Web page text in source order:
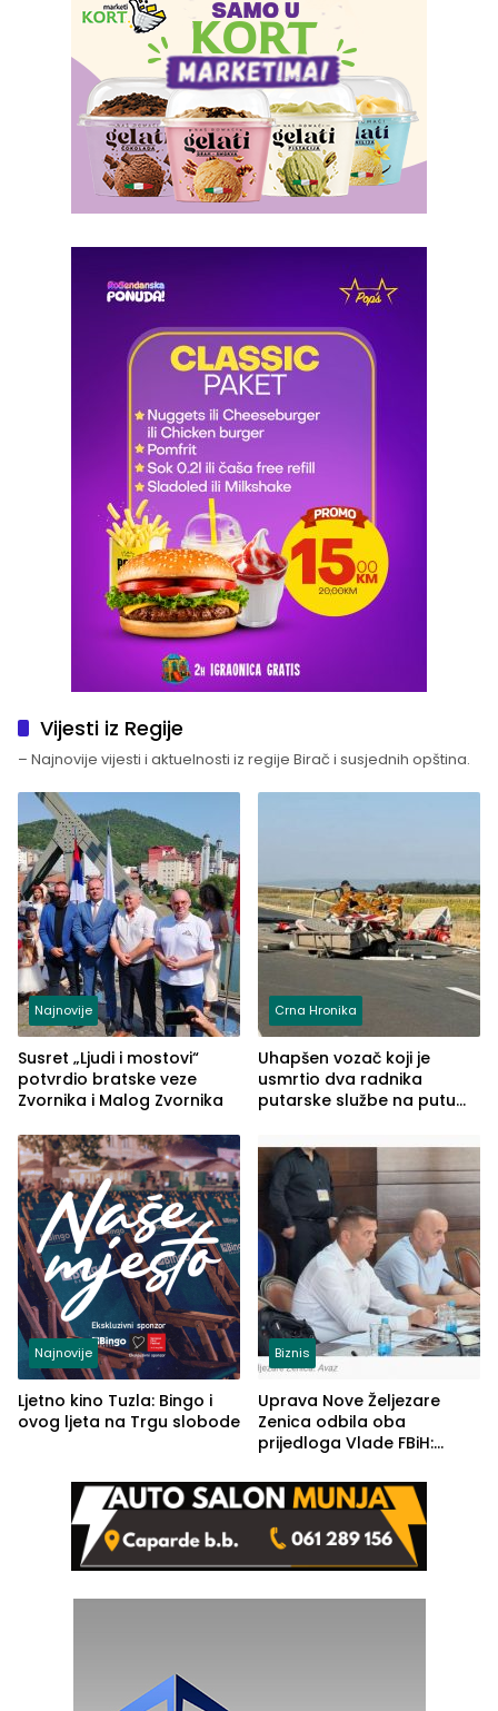
Vijesti iz Regije
– Najnovije vijesti i aktuelnosti iz regije Birač i susjednih opština.
Najnovije
Susret „Ljudi i mostovi“
potvrdio bratske veze
Zvornika i Malog Zvornika
Crna Hronika
Uhapšen vozač koji je
usmrtio dva radnika
putarske službe na putu
(FOTO)
Najnovije
Ljetno kino Tuzla: Bingo i
ovog ljeta na Trgu slobode
Biznis
Uprava Nove Željezare
Zenica odbila oba
prijedloga Vlade FBiH:
rješenje